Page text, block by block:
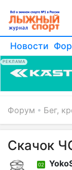
Новости
РЕКЛАМА
Форум Бег,
Скачок
02